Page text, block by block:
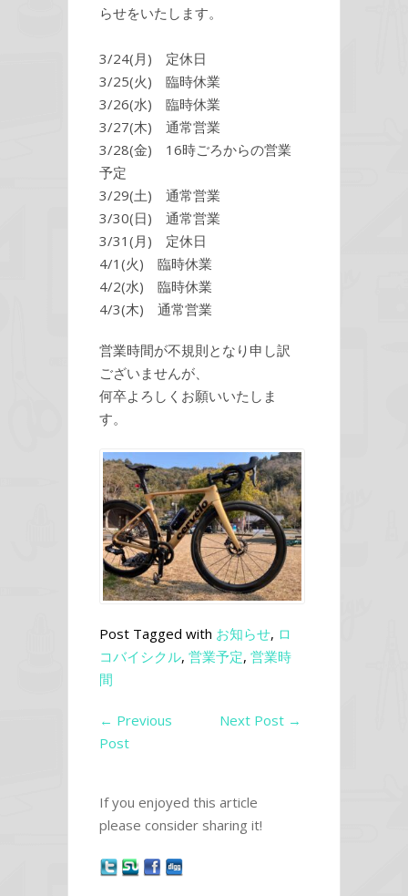
らせをいたします。
3/24(月) 定休日
3/25(火) 臨時休業
3/26(水) 臨時休業
3/27(木) 通常営業
3/28(金) 16時ごろからの営業
予定
3/29(土) 通常営業
3/30(日) 通常営業
3/31(月) 定休日
4/1(火) 臨時休業
4/2(水) 臨時休業
4/3(木) 通常営業
営業時間が不規則となり申し訳
ございませんが、
何卒よろしくお願いいたしま
す。
Post Tagged with お知らせ, ロ
コバイシクル, 営業予定, 営業時
間
← Previous
Post
Next Post →
If you enjoyed this article
please consider sharing it!